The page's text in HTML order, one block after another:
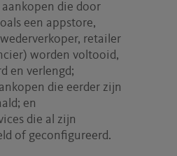
aankopen die door
een appstore,
retailer
worden voltooid,
en verlengd;
die eerder zijn
en
die al zijn
of geconfigureerd.